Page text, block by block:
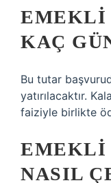
EMEKLI
KAÇ
Bu tutar
yatırılacaktır.
faiziyle birlikte
EMEKLI
NASIL